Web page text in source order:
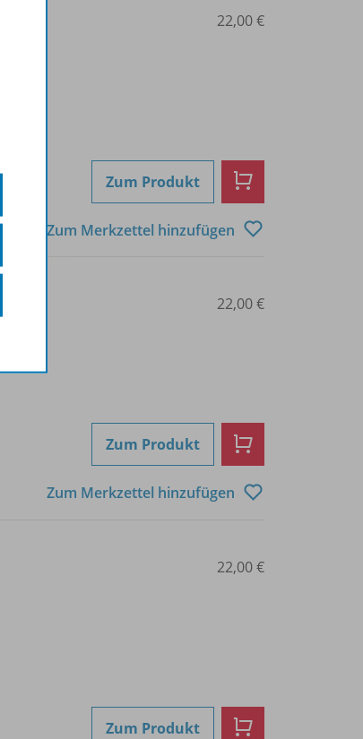
22,00 €
Zum Produkt
Zum Merkzettel hinzufügen
22,00 €
Zum Produkt
Zum Merkzettel hinzufügen
22,00 €
Zum Produkt